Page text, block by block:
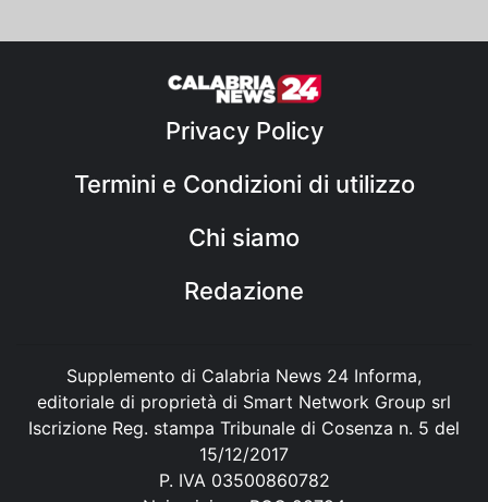
Privacy Policy
Termini e Condizioni di utilizzo
Chi siamo
Redazione
Supplemento di Calabria News 24 Informa,
editoriale di proprietà di Smart Network Group srl
Iscrizione Reg. stampa Tribunale di Cosenza n. 5 del
15/12/2017
P. IVA 03500860782